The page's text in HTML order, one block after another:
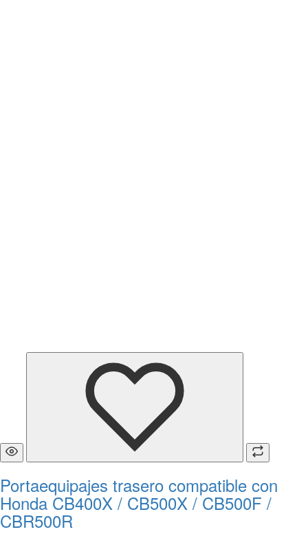
Portaequipajes trasero compatible con
Honda CB400X / CB500X / CB500F /
CBR500R